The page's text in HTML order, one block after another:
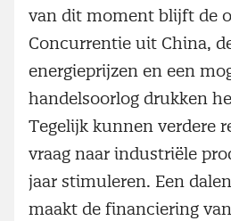
van dit moment blijft de
Concurrentie uit China,
energieprijzen en een
handelsoorlog drukken
Tegelijk kunnen verdere
vraag naar industriële
jaar stimuleren. Een
maakt de financiering